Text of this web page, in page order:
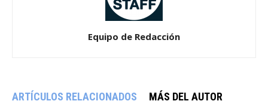
Equipo de Redacción
ARTÍCULOS RELACIONADOS MÁS DEL AUTOR